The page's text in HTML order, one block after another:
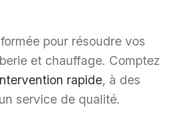
pour résoudre vos
et chauffage. Comptez
rapide, à des
service de qualité.